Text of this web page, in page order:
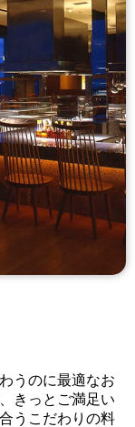
うのに最適なお
きっとご満足い
うこだわりの料